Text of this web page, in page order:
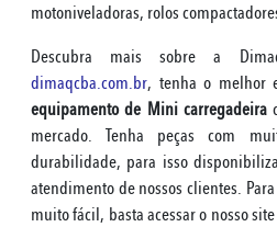
motoniveladoras, rolos
Descubra mais sobre a
dimaqcba.com.br, tenha o melhor
equipamento de Mini carregadeira
mercado. Tenha peças com
durabilidade, para isso
atendimento de nossos clientes.
muito fácil, basta acessar o nosso